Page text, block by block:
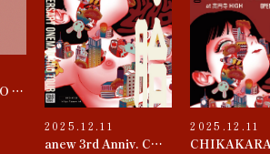
CHIKAKARA ZAO 2026
2025.12.11
anew 3rd Anniv. CHIKAKARA 『母胎』TOUR
2025.12.11